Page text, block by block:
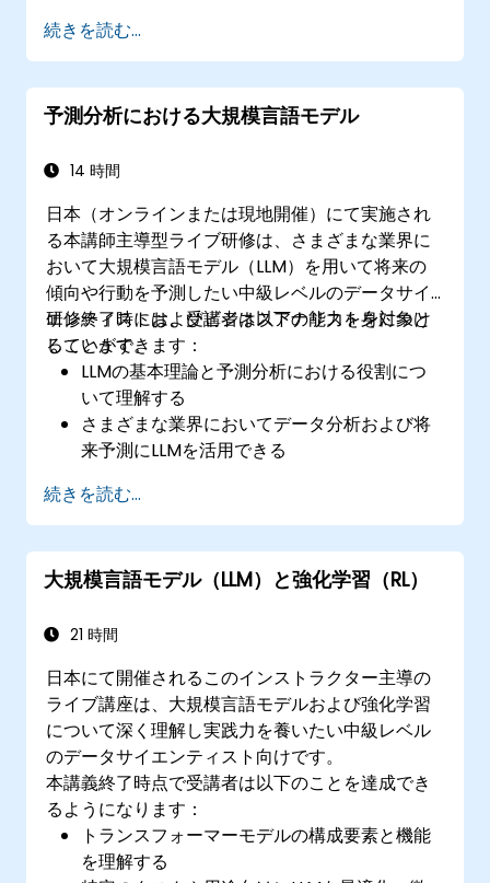
既存のセキュリティインフラにLLMを統合す
る
続きを読む...
予測分析における大規模言語モデル
14 時間
日本（オンラインまたは現地開催）にて実施され
る本講師主導型ライブ研修は、さまざまな業界に
おいて大規模言語モデル（LLM）を用いて将来の
傾向や行動を予測したい中級レベルのデータサイ
エンティストおよびビジネスアナリストを対象と
しています。
研修終了時には、受講者は以下の能力を身につけ
ることができます：
LLMの基本理論と予測分析における役割につ
いて理解する
さまざまな業界においてデータ分析および将
来予測にLLMを活用できる
る
既存のデータ処理パイプラインにLLMを組み
込める
続きを読む...
大規模言語モデル（LLM）と強化学習（RL）
21 時間
日本にて開催されるこのインストラクター主導の
ライブ講座は、大規模言語モデルおよび強化学習
について深く理解し実践力を養いたい中級レベル
のデータサイエンティスト向けです。
本講義終了時点で受講者は以下のことを達成でき
るようになります：
トランスフォーマーモデルの構成要素と機能
を理解する